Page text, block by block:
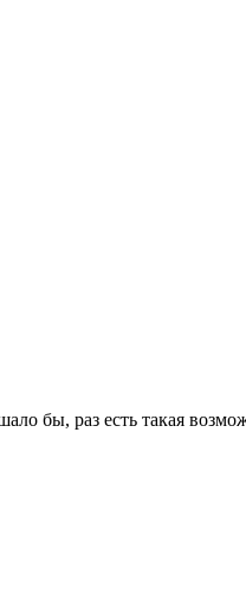
бы, раз есть такая